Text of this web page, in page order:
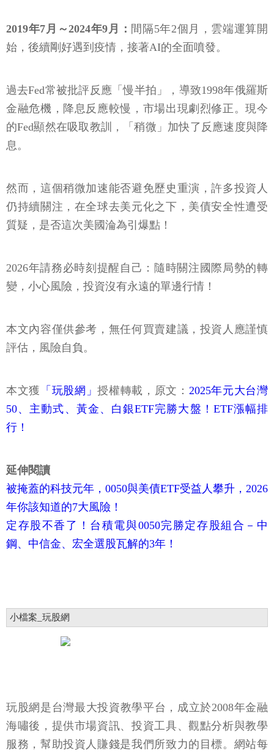
2019年7月～2024年9月： 間隔5年2個月，雲端運算開
始，後續剛好遇到疫情，接著AI的全面噴發。
過去Fed常被批評反應「慢半拍」，導致1998年俄羅斯
金融危機，降息反應較慢，市場出現劇烈修正。現今
的Fed顯然在吸取教訓，「稍微」加快了反應速度與降
息。
然而，這個稍微加速能否避免歷史重演，許多投資人
仍持續關注，在全球去美元化之下，美債安全性遭受
質疑，是否這次美國淪為引爆點！
2026年請務必時刻提醒自己：隨時關注國際局勢的轉
變，小心風險，投資沒有永遠的單邊行情！
本文內容僅供參考，無任何買賣建議，投資人應謹慎
評估，風險自負。
本文獲 「玩股網」授權轉載，原文： 2025年元大台灣
50、主動式、黃金、白銀ETF完勝大盤！ETF漲幅排
行！
延伸閱讀
被掩蓋的科技元年，0050與美債ETF受益人攀升，2026
年你該知道的7大風險！
定存股不香了！台積電與0050完勝定存股組合－中
鋼、中信金、宏全選股瓦解的3年！
小檔案_玩股網
玩股網是台灣最大投資教學平台，成立於2008年金融
海嘯後，提供市場資訊、投資工具、觀點分析與教學
服務，幫助投資人賺錢是我們所致力的目標。網站每